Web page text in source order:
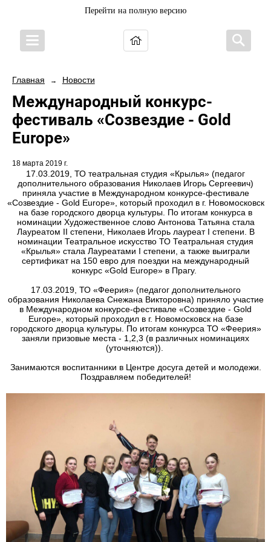
Перейти на полную версию
Главная → Новости
Международный конкурс-
фестиваль «Созвездие - Gold
Europe»
18 марта 2019 г.
17.03.2019, ТО театральная студия «Крылья» (педагог
дополнительного образования Николаев Игорь Сергеевич)
приняла участие в Международном конкурсе-фестивале
«Созвездие - Gold Europe», который проходил в г. Новомосковск
на базе городского дворца культуры. По итогам конкурса в
номинации Художественное слово Антонова Татьяна стала
Лауреатом II степени, Николаев Игорь лауреат I степени. В
номинации Театральное искусство ТО Театральная студия
«Крылья» стала Лауреатами I степени, а также выиграли
сертификат на 150 евро для поездки на международный
конкурс «Gold Europe» в Прагу.
17.03.2019, ТО «Феерия» (педагог дополнительного
образования Николаева Снежана Викторовна) приняло участие
в Международном конкурсе-фестивале «Созвездие - Gold
Europe», который проходил в г. Новомосковск на базе
городского дворца культуры. По итогам конкурса ТО «Феерия»
заняли призовые места - 1,2,3 (в различных номинациях
(уточняются)).
Занимаются воспитанники в Центре досуга детей и молодежи.
Поздравляем победителей!